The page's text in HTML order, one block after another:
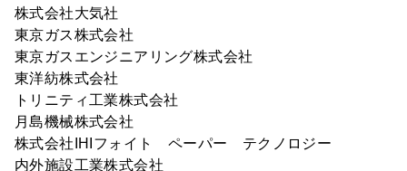
株式会社大気社
東京ガス株式会社
東京ガスエンジニアリング株式会社
東洋紡株式会社
トリニティ工業株式会社
月島機械株式会社
株式会社IHIフォイト ペーパー テクノロジー
内外施設工業株式会社